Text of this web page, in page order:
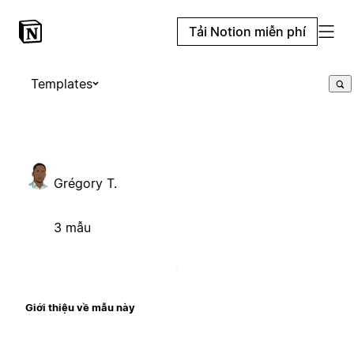
Tải Notion miễn phí
Templates
Grégory T.
3 mẫu
Giới thiệu về mẫu này